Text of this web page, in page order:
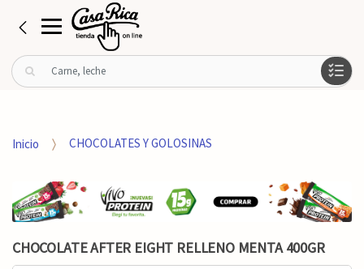
B
u
rInicio CHOCOLATES Y GOLOSINAS
CHOCOLATE AFTER EIGHT RELLENO MENTA 400GR